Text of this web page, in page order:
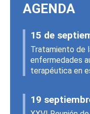
AGENDA
15 de
Tratamiento de
enfermedades
terapéutica en
19